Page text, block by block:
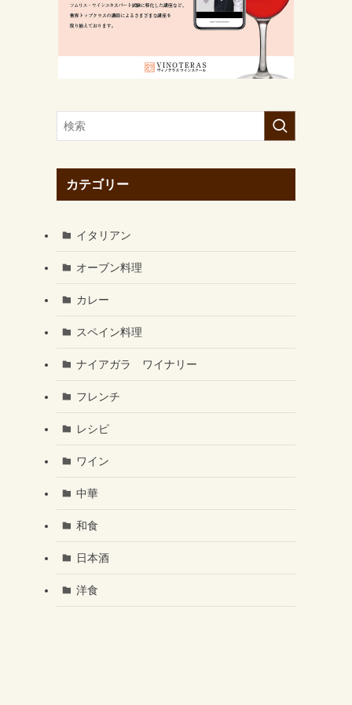
カテゴリー
イタリアン
オーブン料理
カレー
スペイン料理
ナイアガラ ワイナリー
フレンチ
レシピ
ワイン
中華
和食
日本酒
洋食